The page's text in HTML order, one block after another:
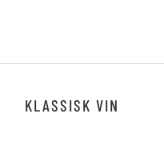
KLASSISK VIN